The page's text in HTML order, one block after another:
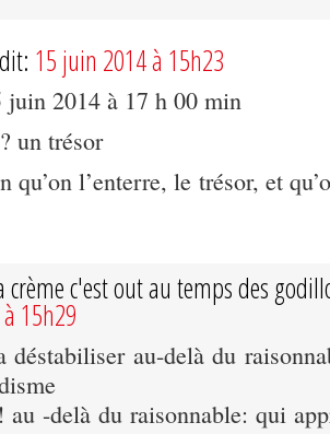
15 juin 2014 à 15h23
juin 2014 à 17 h 00 min
un trésor
qu’on l’enterre, le trésor, et
crème c'est out au temps des
15h29
déstabiliser au-delà du
-delà du raisonnable: qui